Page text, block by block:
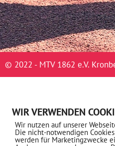
© 2022 - MTV 1862 e.V.
WIR VERWENDEN
Wir nutzen auf unserer
Die nicht-notwendigen
werden für Marketingzwecke